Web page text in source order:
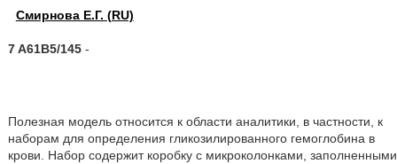
Смирнова Е.Г. (RU)
7 A61B5/145-
Полезная модель относится к области аналитики, в частности, к
наборам для определения гликозилированного гемоглобина в
крови. Набор содержит коробку с микроколонками, заполненными